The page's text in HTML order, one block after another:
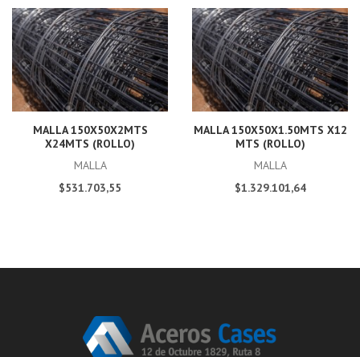
MALLA 150X50X2MTS
X24MTS (ROLLO)
MALLA
$531.703,55
MALLA 150X50X1.50MTS X12
MTS (ROLLO)
MALLA
$1.329.101,64